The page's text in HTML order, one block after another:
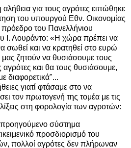
για τους αγρότες ειπώθηκε
του υπουργού Εθν. Οικονομίας
του Πανελλήνιου
Ι. Λουράντο: «Η χώρα πρέπει να
σωθεί και να κρατηθεί στο ευρώ
μας ζητούν να θυσιάσουμε τους
και θα τους θυσιάσουμε,
διαφορετικά"...
γιατί φτάσαμε στο να
τον πρωτογενή της τομέα με τις
στη φορολογία των αγροτών:
σύστημα
προσδιορισμό του
πολλοί αγρότες δεν πλήρωναν